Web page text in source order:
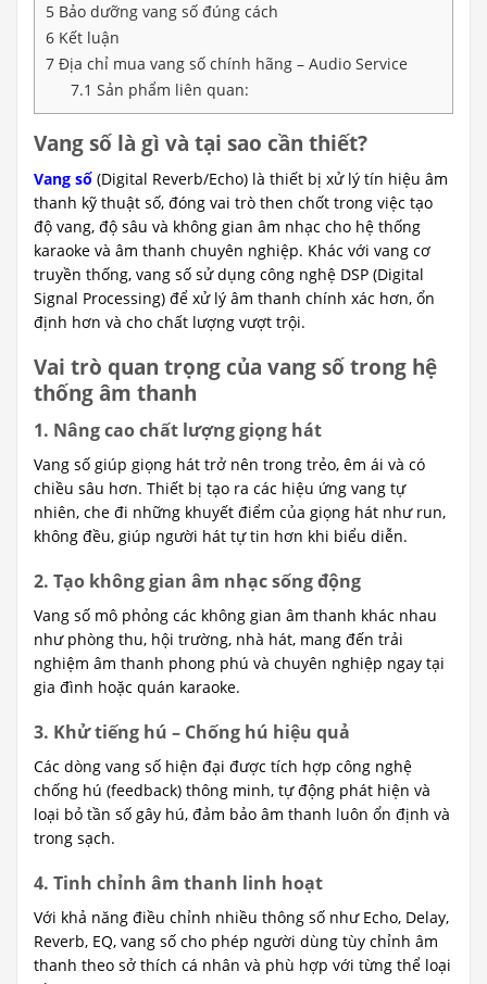
5 Bảo dưỡng vang số đúng cách
6 Kết luận
7 Địa chỉ mua vang số chính hãng – Audio Service
7.1 Sản phẩm liên quan:
Vang số là gì và tại sao cần thiết?
Vang số (Digital Reverb/Echo) là thiết bị xử lý tín hiệu âm
thanh kỹ thuật số, đóng vai trò then chốt trong việc tạo
độ vang, độ sâu và không gian âm nhạc cho hệ thống
karaoke và âm thanh chuyên nghiệp. Khác với vang cơ
truyền thống, vang số sử dụng công nghệ DSP (Digital
Signal Processing) để xử lý âm thanh chính xác hơn, ổn
định hơn và cho chất lượng vượt trội.
Vai trò quan trọng của vang số trong hệ
thống âm thanh
1. Nâng cao chất lượng giọng hát
Vang số giúp giọng hát trở nên trong trẻo, êm ái và có
chiều sâu hơn. Thiết bị tạo ra các hiệu ứng vang tự
nhiên, che đi những khuyết điểm của giọng hát như run,
không đều, giúp người hát tự tin hơn khi biểu diễn.
2. Tạo không gian âm nhạc sống động
Vang số mô phỏng các không gian âm thanh khác nhau
như phòng thu, hội trường, nhà hát, mang đến trải
nghiệm âm thanh phong phú và chuyên nghiệp ngay tại
gia đình hoặc quán karaoke.
3. Khử tiếng hú – Chống hú hiệu quả
Các dòng vang số hiện đại được tích hợp công nghệ
chống hú (feedback) thông minh, tự động phát hiện và
loại bỏ tần số gây hú, đảm bảo âm thanh luôn ổn định và
trong sạch.
4. Tinh chỉnh âm thanh linh hoạt
Với khả năng điều chỉnh nhiều thông số như Echo, Delay,
Reverb, EQ, vang số cho phép người dùng tùy chỉnh âm
thanh theo sở thích cá nhân và phù hợp với từng thể loại